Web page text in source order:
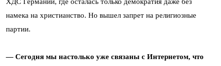
ХДС Германии, где осталась только демократия даже без
намека на христианство. Но вышел запрет на религиозные
партии.
— Сегодня мы настолько уже связаны с Интернетом, что